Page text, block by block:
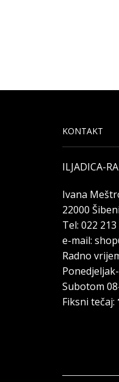
KONTAKT
ILJADICA-
Ivana
22000
Tel: 022 213
e-mail:
Radno
Subotom
Fiksni tečaj: